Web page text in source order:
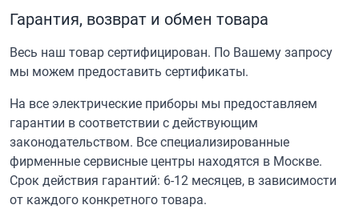
Гарантия, возврат и обмен товара
Весь наш товар сертифицирован. По Вашему запросу
мы можем предоставить сертификаты.
На все электрические приборы мы предоставляем
гарантии в соответствии с действующим
законодательством. Все специализированные
фирменные сервисные центры находятся в Москве.
Срок действия гарантий: 6-12 месяцев, в зависимости
от каждого конкретного товара.